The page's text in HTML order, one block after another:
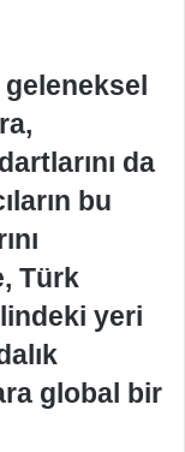
geleneksel
da
bu
Türk
yeri
global bir